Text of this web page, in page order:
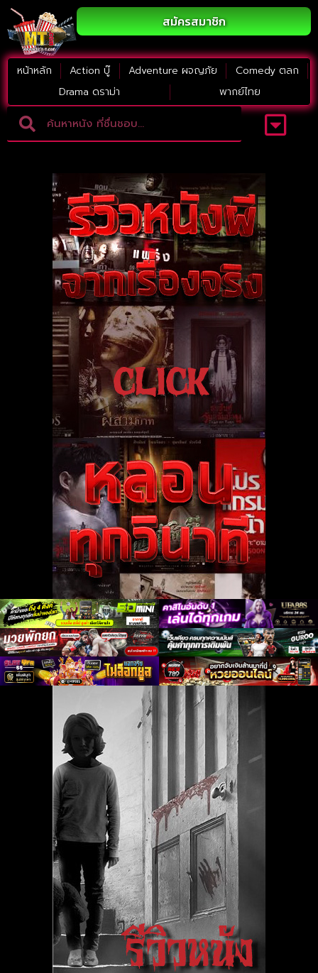
สมัครสมาชิก
หน้าหลัก Action บู๊ Adventure ผจญภัย
Comedy ตลก
Drama ดราม่า
พากย์ไทย